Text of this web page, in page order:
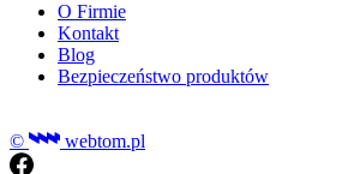
O Firmie
Kontakt
Blog
Bezpieczeństwo produktów
© webtom.pl